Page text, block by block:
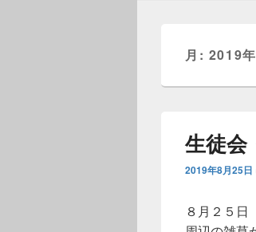
月: 2019
生徒会
2019年8月25日
８月２５日